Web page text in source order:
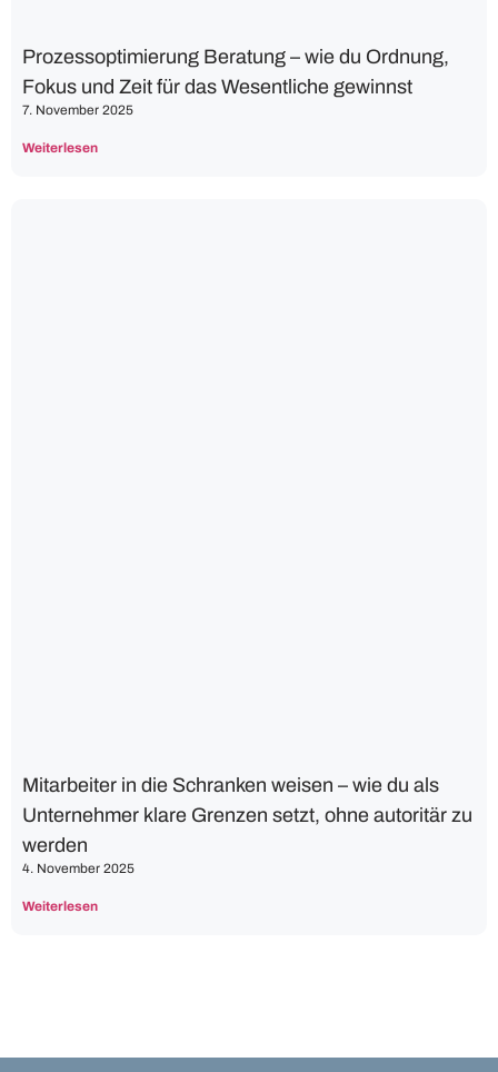
Prozessoptimierung Beratung – wie du Ordnung,
Fokus und Zeit für das Wesentliche gewinnst
7. November 2025
Weiterlesen
Mitarbeiter in die Schranken weisen – wie du als
Unternehmer klare Grenzen setzt, ohne autoritär zu
werden
4. November 2025
Weiterlesen